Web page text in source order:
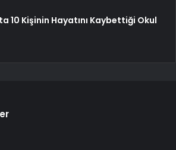
10 Kişinin Hayatını Kaybettiği Okul